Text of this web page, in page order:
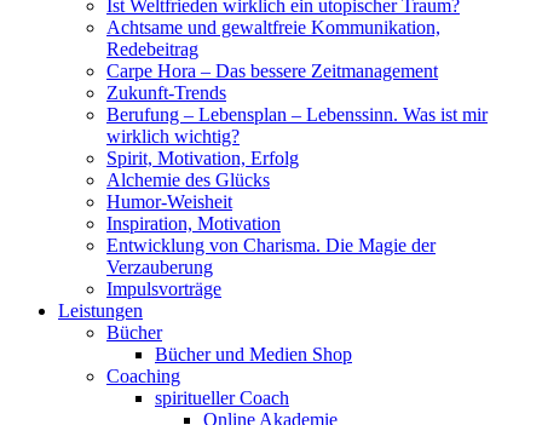
Ist Weltfrieden wirklich ein utopischer Traum?
Achtsame und gewaltfreie Kommunikation,
Redebeitrag
Carpe Hora – Das bessere Zeitmanagement
Zukunft-Trends
Berufung – Lebensplan – Lebenssinn. Was ist mir
wirklich wichtig?
Spirit, Motivation, Erfolg
Alchemie des Glücks
Humor-Weisheit
Inspiration, Motivation
Entwicklung von Charisma. Die Magie der
Verzauberung
Impulsvorträge
Leistungen
Bücher
Bücher und Medien Shop
Coaching
spiritueller Coach
Online Akademie